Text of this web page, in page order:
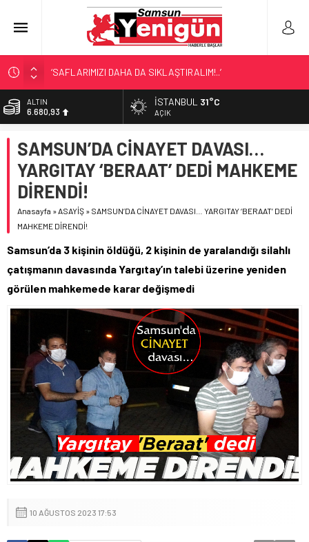
‘SAFLARIMIZI DAHA DA SIKLAŞTIRALIM!..’
SAMSUN’DA ‘DOSTLUK’ GÖSTERİSİ!
BİR SAMSUN KLASİĞİ!
LÖSEV’İN KAHRAMANLARI!
ALTIN
6.680,93
13.795,57
DOLAR
47,7189
55,2097
İSTANBUL 31°C
AÇIK
SAMSUN’DA CİNAYET DAVASI…
YARGITAY ‘BERAAT’ DEDİ MAHKEME
DİRENDİ!
Anasayfa »ASAYİŞ » SAMSUN’DA CİNAYET DAVASI… YARGITAY ‘BERAAT’ DEDİ
MAHKEME DİRENDİ!
Samsun’da 3 kişinin öldüğü, 2 kişinin de yaralandığı silahlı
çatışmanın davasında Yargıtay’ın talebi üzerine yeniden
görülen mahkemede karar değişmedi
10 AĞUSTOS 2023 17:53